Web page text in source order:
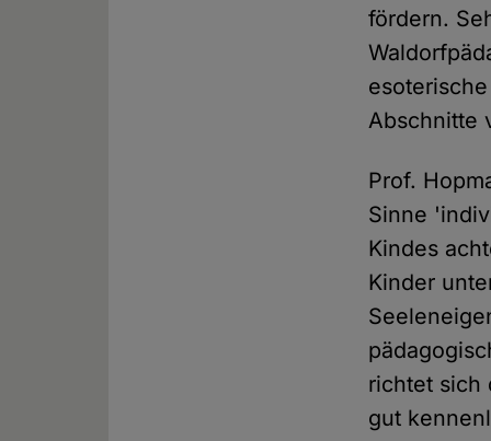
fördern.
Abschnitte
Prof.
Sinne
Kindes
Kinder
richtet sich
gut